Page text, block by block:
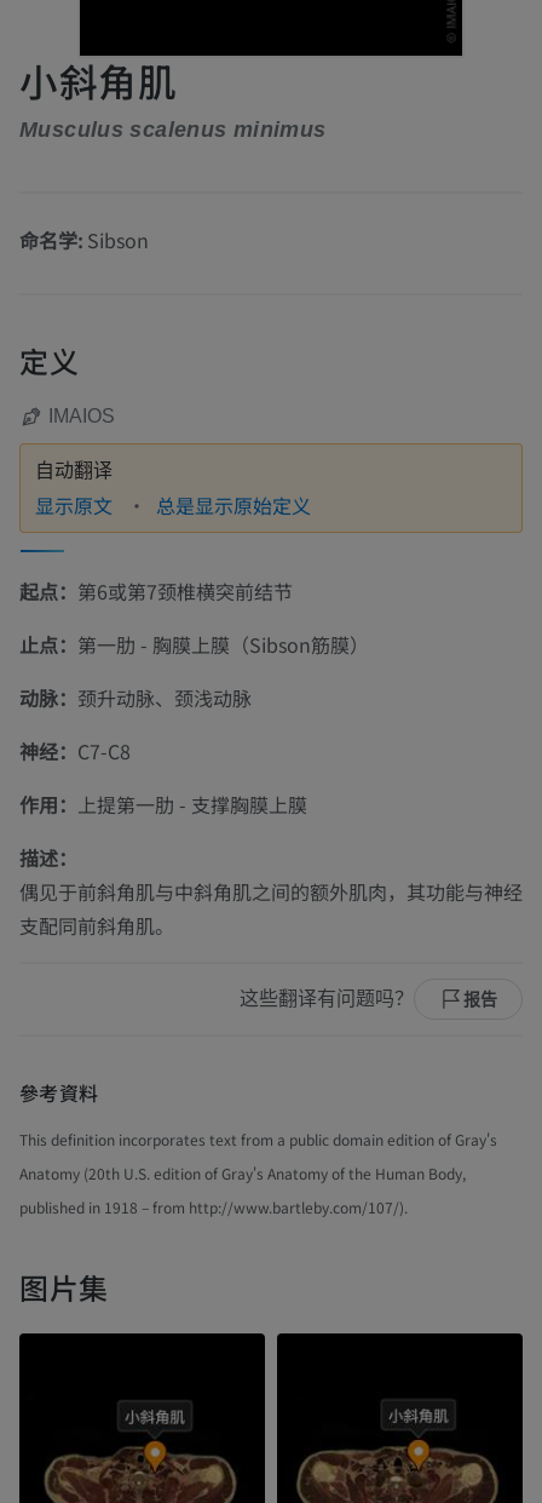
小斜角肌
Musculus scalenus minimus
命名学: Sibson
定义
IMAIOS
自动翻译
显示原文 总是显示原始定义
起点： 第6或第7颈椎横突前结节
止点： 第一肋 - 胸膜上膜（Sibson筋膜）
动脉： 颈升动脉、颈浅动脉
神经： C7-C8
作用： 上提第一肋 - 支撑胸膜上膜
描述：
偶见于前斜角肌与中斜角肌之间的额外肌肉，其功能与神经
支配同前斜角肌。
这些翻译有问题吗？ 报告
參考資料
This definition incorporates text from a public domain edition of Gray's
Anatomy (20th U.S. edition of Gray's Anatomy of the Human Body,
published in 1918 – from http://www.bartleby.com/107/).
图片集